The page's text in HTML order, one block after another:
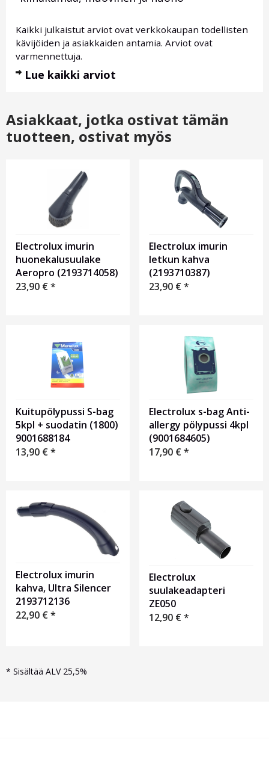
Kaikki julkaistut arviot ovat verkkokaupan todellisten
kävijöiden ja asiakkaiden antamia. Arviot ovat
varmennettuja.
Lue kaikki arviot
Asiakkaat, jotka ostivat tämän
tuotteen, ostivat myös
Electrolux imurin
huonekalusuulake
Aeropro (2193714058)
23,90 €*
Electrolux imurin
letkun kahva
(2193710387)
23,90 €*
Kuitupölypussi S-bag
5kpl + suodatin (1800)
9001688184
13,90 €*
Electrolux s-bag Anti-
allergy pölypussi 4kpl
(9001684605)
17,90 €*
Electrolux imurin
kahva, Ultra Silencer
2193712136
22,90 €*
Electrolux
suulakeadapteri
ZE050
12,90 €*
* Sisältää ALV 25,5%